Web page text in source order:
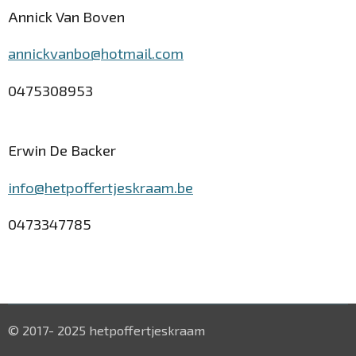
Annick Van Boven
annickvanbo@hotmail.com
0475308953
Erwin De Backer
info@hetpoffertjeskraam.be
0473347785
© 2017- 2025 hetpoffertjeskraam